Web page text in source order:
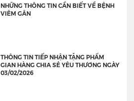
NHỮNG THÔNG TIN CẦN BIẾT VỀ BỆNH
VIÊM GÂN
THÔNG TIN TIẾP NHẬN TẶNG PHẨM
GIAN HÀNG CHIA SẺ YÊU THƯƠNG NGÀY
03/02/2026